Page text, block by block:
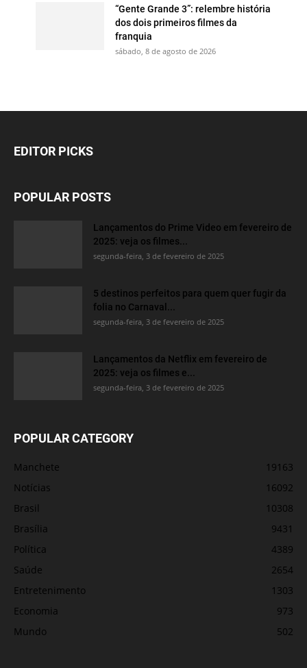
“Gente Grande 3”: relembre história
dos dois primeiros filmes da
franquia
sábado, 8 de agosto de 2026
EDITOR PICKS
POPULAR POSTS
Lançamentos do Prime Video em fevereiro de
2025: veja os filmes...
segunda-feira, 3 de fevereiro de 2025
5 destinos perfeitos para quem quer fugir da
folia no Carnaval...
segunda-feira, 3 de fevereiro de 2025
Lançamentos da Netflix em fevereiro de
2025: veja os filmes e...
segunda-feira, 3 de fevereiro de 2025
POPULAR CATEGORY
Manchete
19163
Notícias
16092
Brasil
10308
Brasília
9431
Política
4389
Saúde
2654
Entretenimento
1303
Economia
973
Mundo
502